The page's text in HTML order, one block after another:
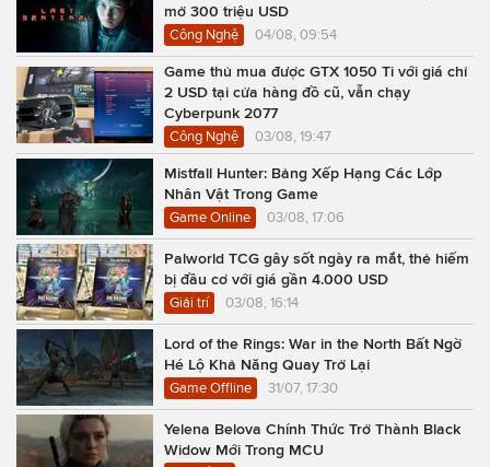
mở 300 triệu USD
Công Nghệ 04/08, 09:54
Game thủ mua được GTX 1050 Ti với giá chỉ
2 USD tại cửa hàng đồ cũ, vẫn chạy
Cyberpunk 2077
Công Nghệ 03/08, 19:47
Mistfall Hunter: Bảng Xếp Hạng Các Lớp
Nhân Vật Trong Game
Game Online 03/08, 17:06
Palworld TCG gây sốt ngày ra mắt, thẻ hiếm
bị đầu cơ với giá gần 4.000 USD
Giải trí 03/08, 16:14
Lord of the Rings: War in the North Bất Ngờ
Hé Lộ Khả Năng Quay Trở Lại
Game Offline 31/07, 17:30
Yelena Belova Chính Thức Trở Thành Black
Widow Mới Trong MCU